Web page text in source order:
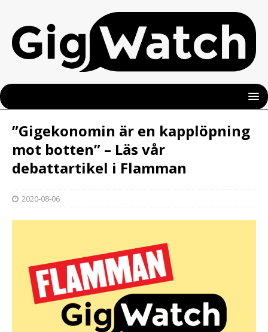
”Gigekonomin är en kapplöpning
mot botten” – Läs vår
debattartikel i Flamman
2020-08-06